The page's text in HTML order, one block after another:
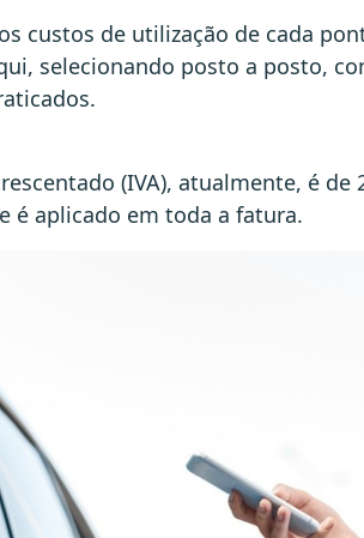
custos de utilização de cada
selecionando posto a posto,
(IVA), atualmente, é de
é aplicado em toda a fatura.